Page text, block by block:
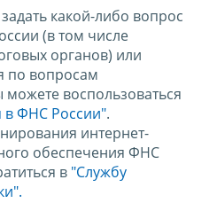
какой-либо вопрос
(в том числе
органов) или
по вопросам
воспользоваться
в ФНС России".
интернет-
обеспечения ФНС
в "Службу